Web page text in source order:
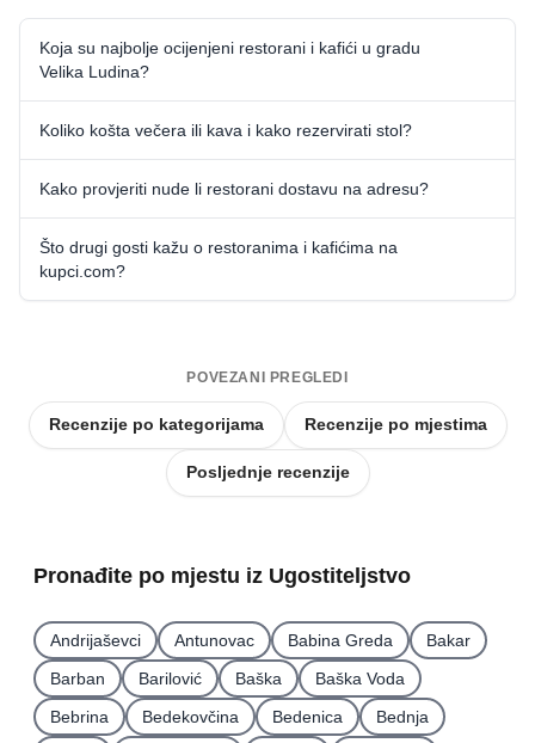
Koja su najbolje ocijenjeni restorani i kafići u gradu
Velika Ludina?
Koliko košta večera ili kava i kako rezervirati stol?
Kako provjeriti nude li restorani dostavu na adresu?
Što drugi gosti kažu o restoranima i kafićima na
kupci.com?
POVEZANI PREGLEDI
Recenzije po kategorijama Recenzije po mjestima
Posljednje recenzije
Pronađite po mjestu iz Ugostiteljstvo
Andrijaševci Antunovac Babina Greda
Bakar
Barban
Barilović Baška
Baška Voda
Bebrina
Bedekovčina Bedenica
Bednja